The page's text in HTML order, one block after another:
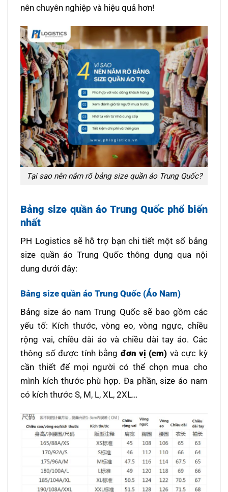
nên chuyên nghiệp và hiệu quả hơn!
Tại sao nên nắm rõ bảng size quần áo Trung Quốc?
Bảng size quần áo Trung Quốc phổ biến
nhất
PH Logistics sẽ hỗ trợ bạn chi tiết một số bảng
size quần áo Trung Quốc thông dụng qua nội
dung dưới đây:
Bảng size quần áo Trung Quốc (Áo Nam)
Bảng size áo nam Trung Quốc sẽ bao gồm các
yếu tố: Kích thước, vòng eo, vòng ngực, chiều
rộng vai, chiều dài áo và chiều dài tay áo. Các
thông số được tính bằng đơn vị (cm) và cực kỳ
cần thiết để mọi người có thể chọn mua cho
mình kích thước phù hợp. Đa phần, size áo nam
có kích thước S, M, L, XL, 2XL…